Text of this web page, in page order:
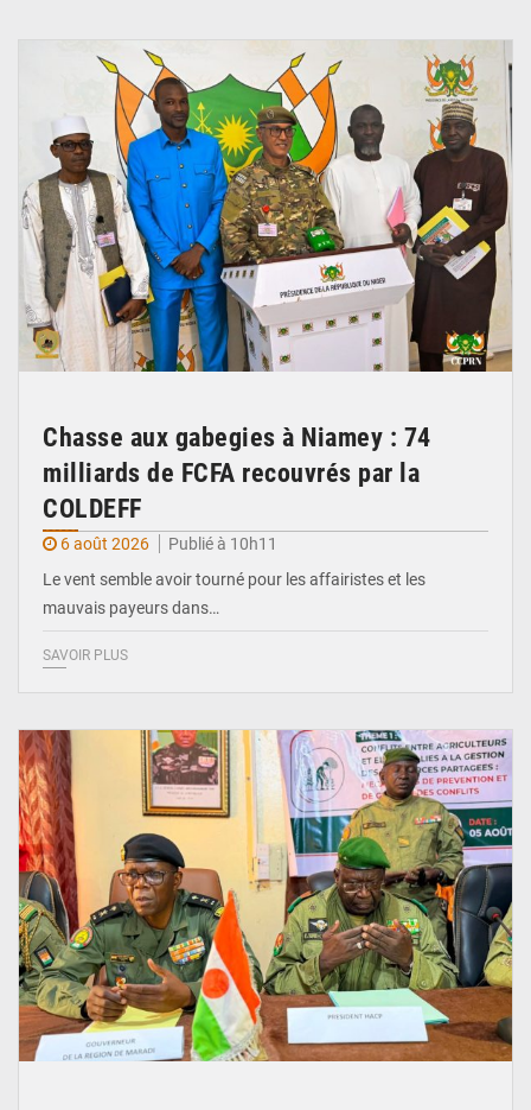
Chasse aux gabegies à Niamey : 74
milliards de FCFA recouvrés par la
COLDEFF
6 août 2026
Publié à 10h11
Le vent semble avoir tourné pour les affairistes et les
mauvais payeurs dans…
SAVOIR PLUS